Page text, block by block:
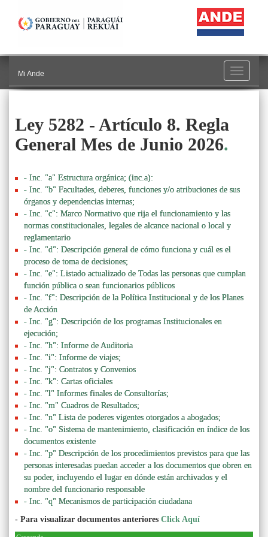
Toggle
Mi Ande
Ley 5282 - Artículo 8. Regla
General Mes de Junio 2026.
- Inc. "a" Estructura orgánica; (inc.a):
- Inc. "b" Facultades, deberes, funciones y/o atribuciones de sus
órganos y dependencias internas;
- Inc. "c": Marco Normativo que rija el funcionamiento y las
normas constitucionales, legales de alcance nacional o local y
reglamentario
- Inc. "d": Descripción general de cómo funciona y cuál es el
proceso de toma de decisiones;
- Inc. "e": Listado actualizado de Todas las personas que cumplan
función pública o sean funcionarios públicos
- Inc. "f": Descripción de la Política Institucional y de los Planes
de Acción
- Inc. "g": Descripción de los programas Institucionales en
ejecución;
- Inc. "h": Informe de Auditoria
- Inc. "i": Informe de viajes;
- Inc. "j": Contratos y Convenios
- Inc. "k": Cartas oficiales
- Inc. "l" Informes finales de Consultorías;
- Inc. "m" Cuadros de Resultados;
- Inc. "n" Lista de poderes vigentes otorgados a abogados;
- Inc. "o" Sistema de mantenimiento, clasificación en índice de los
documentos existente
- Inc. "p" Descripción de los procedimientos previstos para que las
personas interesadas puedan acceder a los documentos que obren en
su poder, incluyendo el lugar en dónde están archivados y el
nombre del funcionario responsable
- Inc. "q" Mecanismos de participación ciudadana
- Para visualizar documentos anteriores Click Aquí